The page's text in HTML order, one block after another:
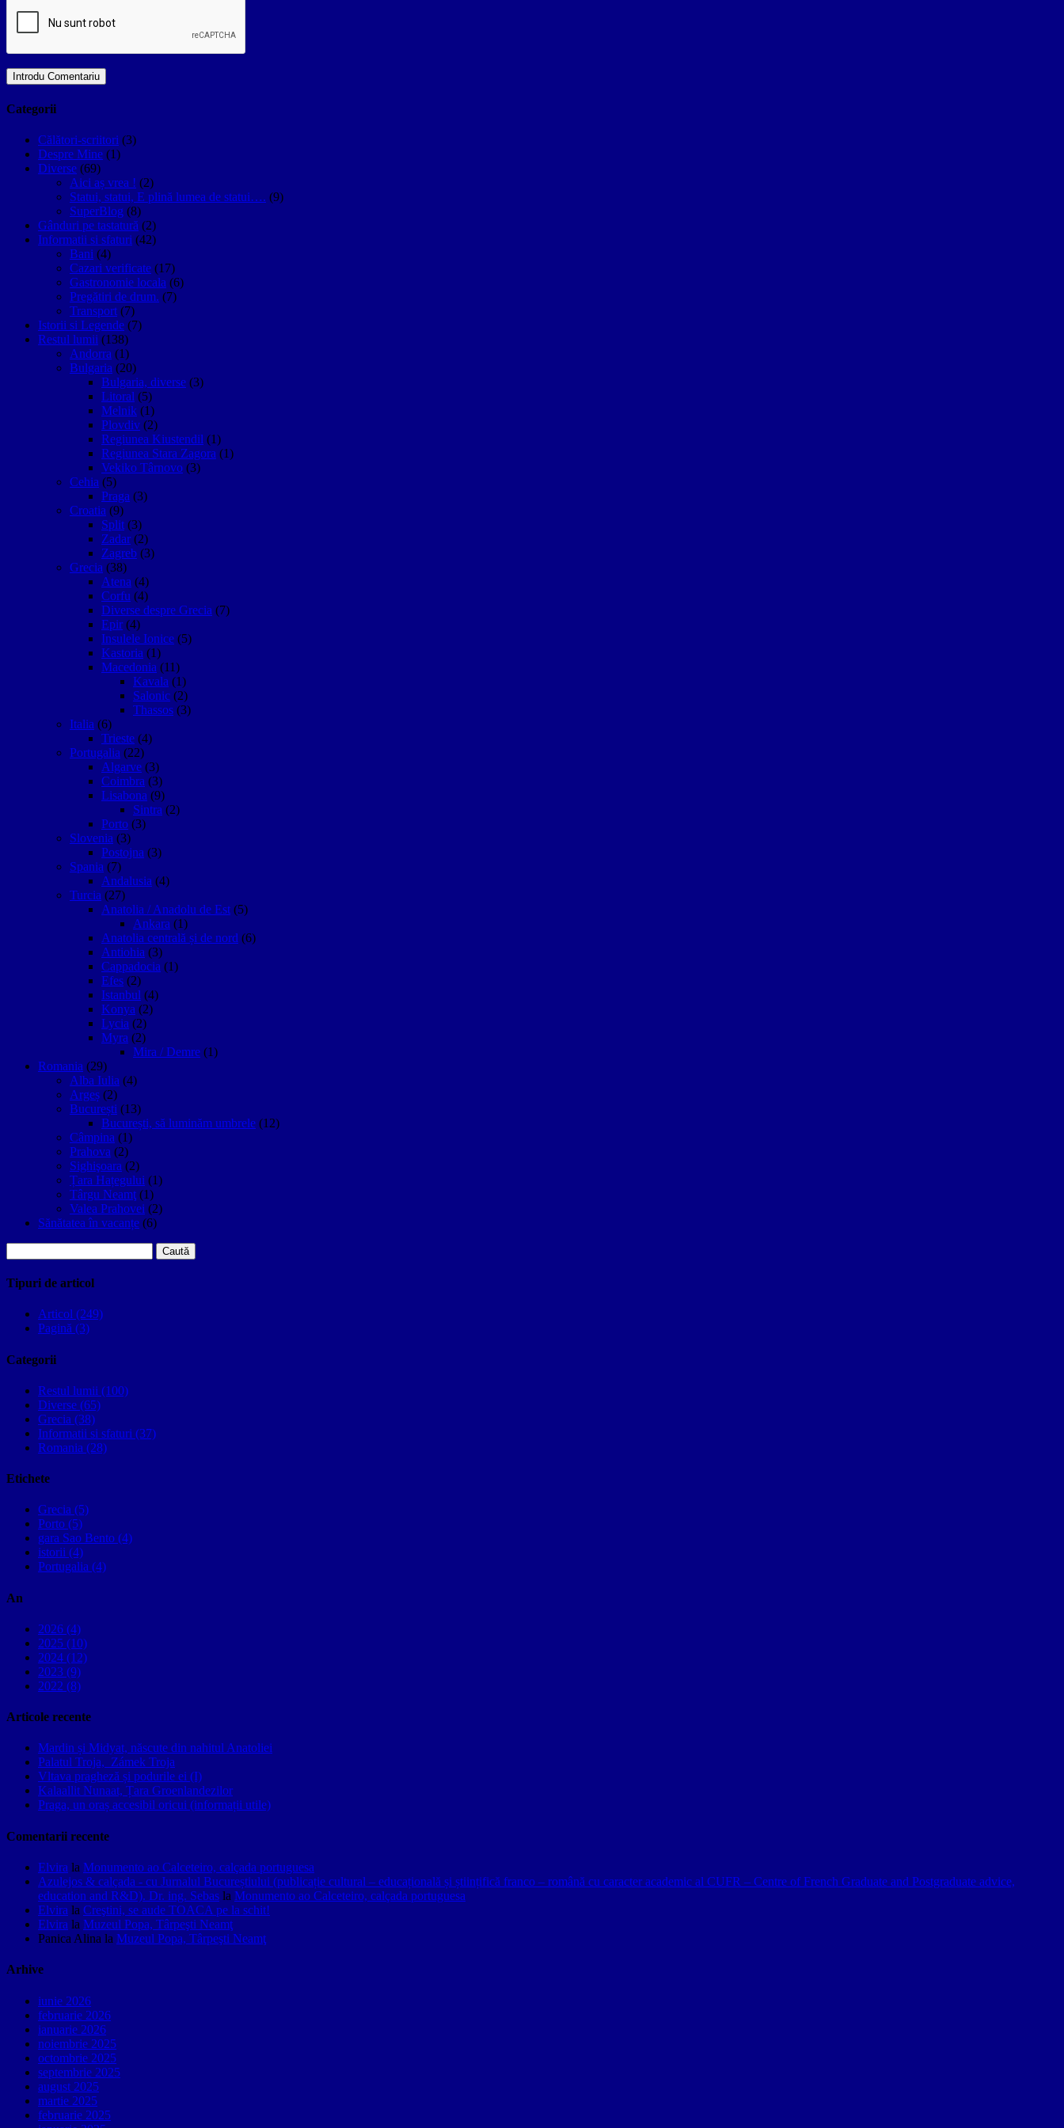
Categorii
Călători-scriitori (3)
Despre Mine (1)
Diverse (69)
Aici aș vrea ! (2)
Statui, statui, E plină lumea de statui…. (9)
SuperBlog (8)
Gânduri pe tastatură (2)
Informatii si sfaturi (42)
Bani (4)
Cazari verificate (17)
Gastronomie locala (6)
Pregătiri de drum. (7)
Transport (7)
Istorii si Legende (7)
Restul lumii (138)
Andorra (1)
Bulgaria (20)
Bulgaria, diverse (3)
Litoral (5)
Melnik (1)
Plovdiv (2)
Regiunea Kiustendil (1)
Regiunea Stara Zagora (1)
Vekiko Târnovo (3)
Cehia (5)
Praga (3)
Croatia (9)
Split (3)
Zadar (2)
Zagreb (3)
Grecia (38)
Atena (4)
Corfu (4)
Diverse despre Grecia (7)
Epir (4)
Insulele Ionice (5)
Kastoria (1)
Macedonia (11)
Kavala (1)
Salonic (2)
Thassos (3)
Italia (6)
Trieste (4)
Portugalia (22)
Algarve (3)
Coimbra (3)
Lisabona (9)
Sintra (2)
Porto (3)
Slovenia (3)
Postojna (3)
Spania (7)
Andalusia (4)
Turcia (27)
Anatolia / Anadolu de Est (5)
Ankara (1)
Anatolia centrală și de nord (6)
Antiohia (3)
Cappadocia (1)
Efes (2)
Istanbul (4)
Konya (2)
Lycia (2)
Myra (2)
Mira / Demre (1)
Romania (29)
Alba Iulia (4)
Argeș (2)
București (13)
București, să luminăm umbrele (12)
Câmpina (1)
Prahova (2)
Sighişoara (2)
Țara Hațegului (1)
Târgu Neamţ (1)
Valea Prahovei (2)
Sănătatea în vacanțe (6)
după:
Tipuri de articol
Articol (249)
Pagină (3)
Categorii
Restul lumii (100)
Diverse (65)
Grecia (38)
Informatii si sfaturi (37)
Romania (28)
Etichete
Grecia (5)
Porto (5)
gara Sao Bento (4)
istorii (4)
Portugalia (4)
An
2026 (4)
2025 (10)
2024 (12)
2023 (9)
2022 (8)
Articole recente
Mardin și Midyat, născute din nahitul Anatoliei
Palatul Troja, Zámek Troja
Vltava pragheză și podurile ei (I)
Kalaallit Nunaat, Țara Groenlandezilor
Praga, un oraș accesibil oricui (informații utile)
Comentarii recente
Elvira la Monumento ao Calceteiro, calçada portuguesa
Azulejos & calçada - cu Jurnalul Bucureștiului (publicație cultural – educațională și științifică franco – română cu caracter academic al CUFR – Centre of French Graduate and Postgraduate advice,
education and R&D). Dr. ing. Sebas la Monumento ao Calceteiro, calçada portuguesa
Elvira la Creştini, se aude TOACA pe la schit!
Elvira la Muzeul Popa, Târpeşti Neamţ
Panica Alina la Muzeul Popa, Târpeşti Neamţ
Arhive
iunie 2026
februarie 2026
ianuarie 2026
noiembrie 2025
octombrie 2025
septembrie 2025
august 2025
martie 2025
februarie 2025